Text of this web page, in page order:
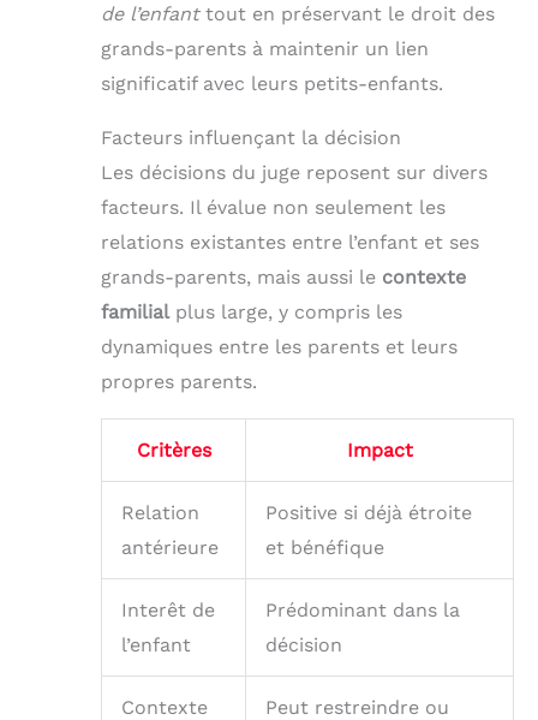
de l’enfanttout en préservant le droit des
grands-parents à maintenir un lien
significatif avec leurs petits-enfants.
Facteurs influençant la décision
Les décisions du juge reposent sur divers
facteurs. Il évalue non seulement les
relations existantes entre l’enfant et ses
grands-parents, mais aussi le contexte
familialplus large, y compris les
dynamiques entre les parents et leurs
propres parents.
Critères Impact
Relation
antérieure
Positive si déjà étroite
et bénéfique
Interêt de
l’enfant
Prédominant dans la
décision
Contexte
Peut restreindre ou